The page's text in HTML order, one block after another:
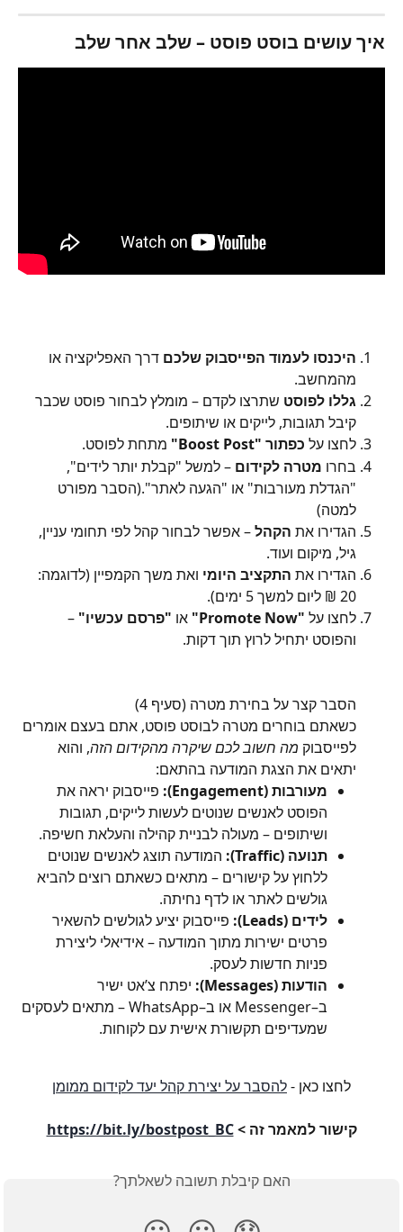
איך עושים בוסט פוסט – שלב אחר שלב
היכנסו לעמוד הפייסבוק שלכם דרך האפליקציה או
מהמחשב.
גללו לפוסט שתרצו לקדם – מומלץ לבחור פוסט שכבר
קיבל תגובות, לייקים או שיתופים.
לחצו על כפתור "Boost Post"
מתחת לפוסט.
בחרו מטרה לקידום – למשל "קבלת יותר לידים",
"הגדלת מעורבות" או "הגעה לאתר".(הסבר מפורט
למטה)
הגדירו את הקהל – אפשר לבחור קהל לפי תחומי עניין,
גיל, מיקום ועוד.
הגדירו את התקציב היומי ואת משך הקמפיין (לדוגמה:
20 ₪ ליום למשך 5 ימים).
לחצו על "Promote Now" או "פרסם עכשיו" –
והפוסט יתחיל לרוץ תוך דקות.
הסבר קצר על בחירת מטרה (סעיף 4)
כשאתם בוחרים מטרה לבוסט פוסט, אתם בעצם אומרים
לפייסבוק מה חשוב לכם שיקרה מהקידום הזה, והוא
יתאים את הצגת המודעה בהתאם:
מעורבות (Engagement):
פייסבוק יראה את
הפוסט לאנשים שנוטים לעשות לייקים, תגובות
ושיתופים – מעולה לבניית קהילה והעלאת חשיפה.
תנועה (Traffic):
המודעה תוצג לאנשים שנוטים
ללחוץ על קישורים – מתאים כשאתם רוצים להביא
גולשים לאתר או לדף נחיתה.
לידים (Leads):
פייסבוק יציע לגולשים להשאיר
פרטים ישירות מתוך המודעה – אידיאלי ליצירת
פניות חדשות לעסק.
הודעות (Messages):
יפתח צ’אט ישיר
ב–Messenger או ב–WhatsApp – מתאים לעסקים
שמעדיפים תקשורת אישית עם לקוחות.
לחצו כאן - להסבר על יצירת קהל יעד לקידום ממומן
קישור למאמר זה > https://bit.ly/bostpost_BC
האם קיבלת תשובה לשאלתך?